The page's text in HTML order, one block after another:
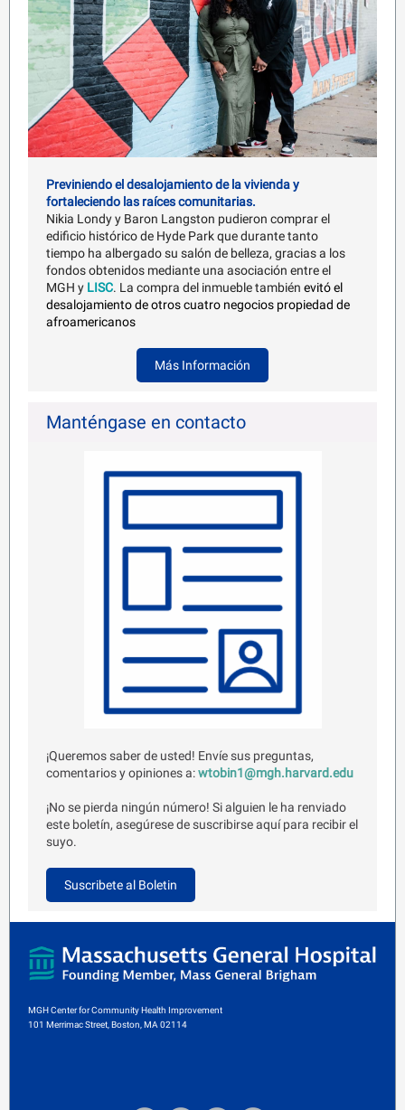
Previniendo el desalojamiento de la vivienda y
fortaleciendo las raíces comunitarias.
Nikia Londy y Baron Langston pudieron comprar el
edificio histórico de Hyde Park que durante tanto
tiempo ha albergado su salón de belleza, gracias a los
fondos obtenidos mediante una asociación entre el
MGH y LISC. La compra del inmueble también evitó el
desalojamiento de otros cuatro negocios propiedad de
afroamericanos
Más Información
Manténgase en contacto
¡Queremos saber de usted! Envíe sus preguntas,
comentarios y opiniones a:wtobin1@mgh.harvard.edu
¡No se pierda ningún número! Si alguien le ha renviado
este boletín, asegúrese de suscribirse aquí para recibir el
suyo.
Suscribete al Boletin
MGH Center for Community Health Improvement
101 Merrimac Street, Boston, MA 02114